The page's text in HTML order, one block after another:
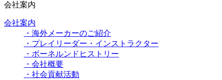
会社案内
会社案内
・海外メーカーのご紹介
・プレイリーダー・インストラクター
・ボーネルンドヒストリー
・会社概要
・社会貢献活動